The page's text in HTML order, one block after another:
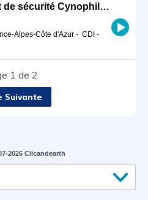
Agent de prévention et de sécurité Cynophile (F/H)
Alpes-Côte d'Azur - CDI -
1 de 2
Suivante
2026 Clicandearth